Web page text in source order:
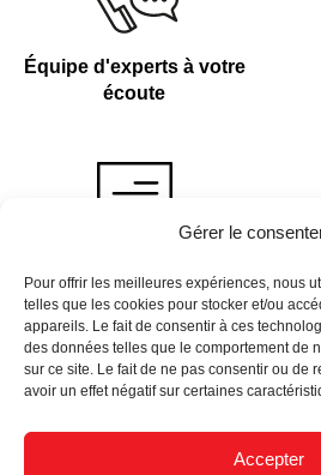
Gérer le
Pour offrir les meilleures expériences, nous
telles que les cookies pour stocker et/ou
appareils. Le fait de consentir à ces
des données telles que le comportement de
sur ce site. Le fait de ne pas consentir ou de
avoir un effet négatif sur certaines
Accepter
Équipe d'experts à votre
écoute
Devis sur demande